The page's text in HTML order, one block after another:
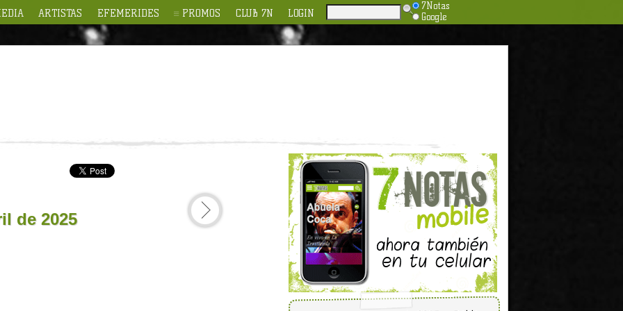
ARTISTAS EFEMERIDES PROMOS CLUB 7N LOGIN
7Notas
Google
de 2025